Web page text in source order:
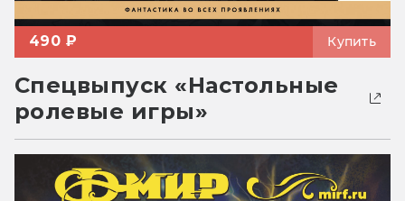
490 ₽ Купить
Спецвыпуск «Настольные
ролевые игры»